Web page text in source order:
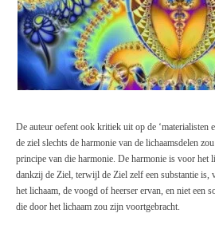
De auteur oefent ook kritiek uit op de ‘materialisten
de ziel slechts de harmonie van de lichaamsdelen
principe van die harmonie. De harmonie is voor het
dankzij de Ziel, terwijl de Ziel zelf een substantie is,
het lichaam, de voogd of heerser ervan, en niet een
die door het lichaam zou zijn voortgebracht.